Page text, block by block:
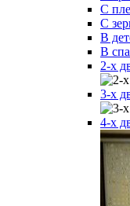
С
С
В
В
2-х
3-х
4-х